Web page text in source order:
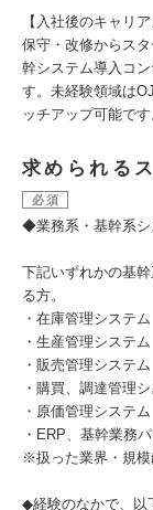
【入社後のキャリア
保守・改修からス
幹システム導入コ
す。未経験領域は
ッチアップ可能です
求められる
必須
◆業務系・基幹系シ
下記いずれかの基
る方。
・在庫管理システム
・生産管理システム
・販売管理システム
・購買、調達管理
・原価管理システム
・ERP、基幹業務
※扱った業界・規模
◆経験のなかで、以